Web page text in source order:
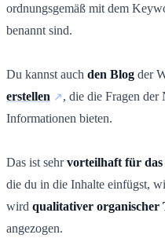
ordnungsgemäß mit dem
benannt sind.
Du kannst auch den Blog der
erstellen
, die die Fragen der
Informationen bieten.
Das ist sehrvorteilhaft für das
die du in die Inhalte einfügst,
wird qualitativer organischer
angezogen.